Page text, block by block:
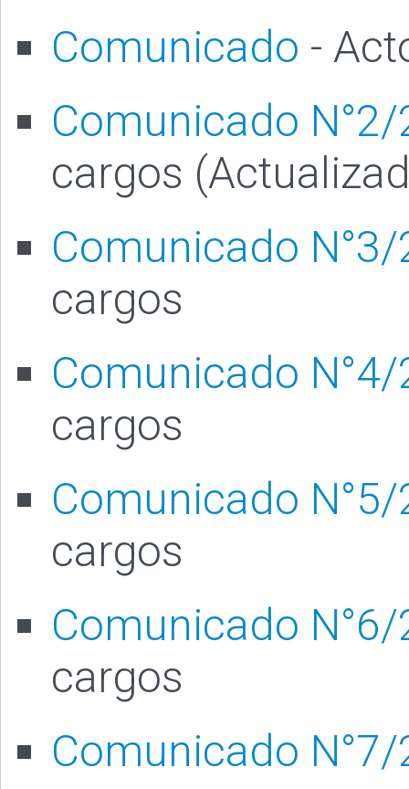
Comunicado -
Comunicado
cargos
Comunicado
cargos
Comunicado
cargos
Comunicado
cargos
Comunicado
cargos
Comunicado